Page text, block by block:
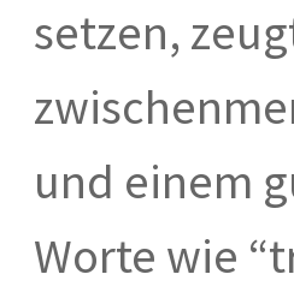
setzen,
und einem
Worte wie